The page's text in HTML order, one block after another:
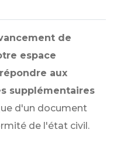
de
espace
répondre aux
supplémentaires
d'un document
de l'état civil.